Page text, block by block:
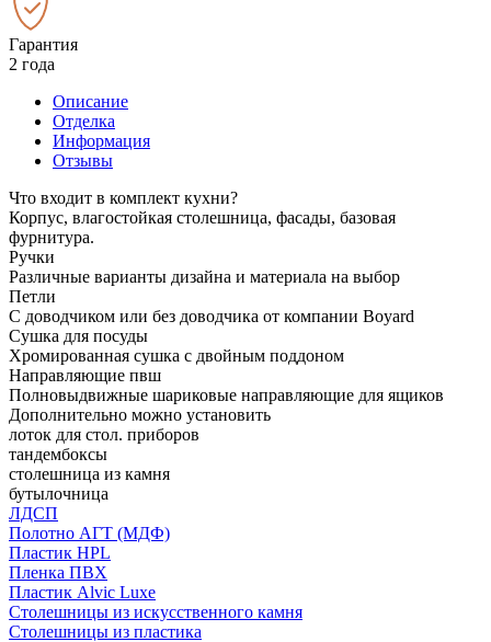
Гарантия
2 года
Описание
Отделка
Информация
Отзывы
Что входит в комплект кухни?
Корпус, влагостойкая столешница, фасады, базовая
фурнитура.
Ручки
Различные варианты дизайна и материала на выбор
Петли
С доводчиком или без доводчика от компании Boyard
Сушка для посуды
Хромированная сушка с двойным поддоном
Направляющие пвш
Полновыдвижные шариковые направляющие для ящиков
Дополнительно можно установить
лоток для стол. приборов
тандембоксы
столешница из камня
бутылочница
ЛДСП
Полотно АГТ (МДФ)
Пластик HPL
Пленка ПВХ
Пластик Alvic Luxe
Столешницы из искусственного камня
Столешницы из пластика